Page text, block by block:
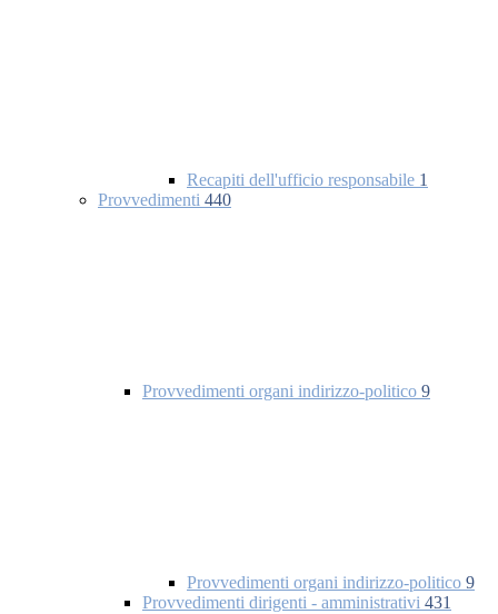
Recapiti dell'ufficio responsabile 1
Provvedimenti 440
Provvedimenti organi indirizzo-politico 9
Provvedimenti organi indirizzo-politico 9
Provvedimenti dirigenti - amministrativi 431